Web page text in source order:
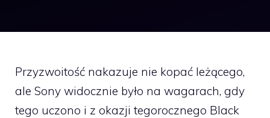
Przyzwoitość nakazuje nie kopać leżącego,
ale Sony widocznie było na wagarach, gdy
tego uczono i z okazji tegorocznego Black